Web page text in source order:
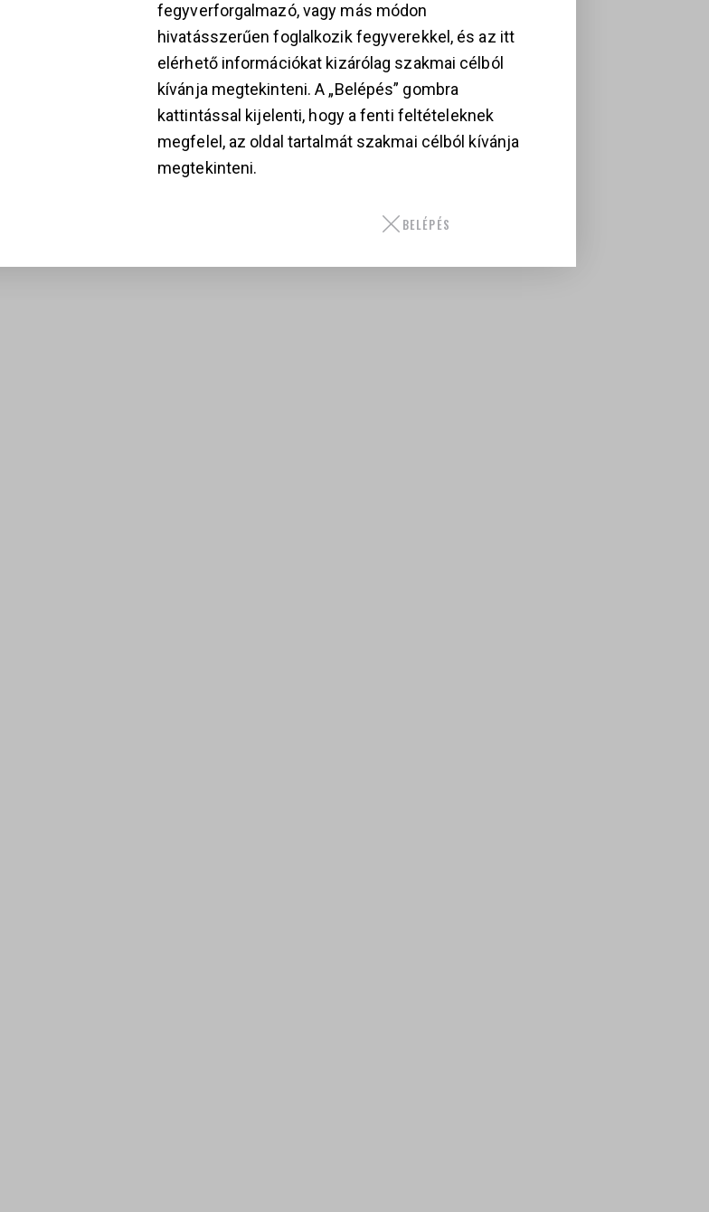
fegyverforgalmazó, vagy más módon
hivatásszerűen foglalkozik fegyverekkel, és az itt
elérhető információkat kizárólag szakmai célból
kívánja megtekinteni. A „Belépés” gombra
kattintással kijelenti, hogy a fenti feltételeknek
megfelel, az oldal tartalmát szakmai célból kívánja
megtekinteni.
BELÉPÉS